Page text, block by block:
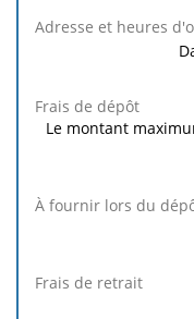
Le montant